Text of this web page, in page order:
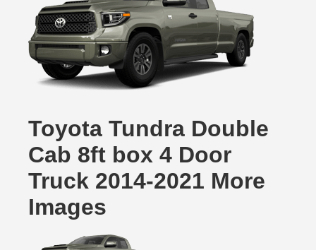
Toyota Tundra Double
Cab 8ft box 4 Door
Truck 2014-2021 More
Images